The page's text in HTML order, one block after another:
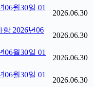
06월30일 01
2026.06.30
2026년06
2026.06.30
06월30일 01
2026.06.30
06월30일 01
2026.06.30